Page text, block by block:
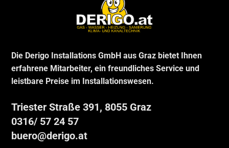
Die Derigo Installations GmbH aus Graz bietet Ihnen
erfahrene Mitarbeiter, ein freundliches Service und
leistbare Preise im Installationswesen.
Triester Straße 391, 8055 Graz
0316/ 57 24 57
buero@derigo.at